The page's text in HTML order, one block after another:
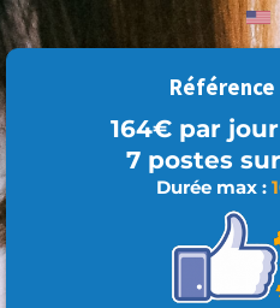
Référence
164€ par
7 postes
Durée max :